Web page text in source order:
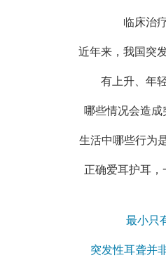
临床治
近年来，我国突
有上升、年
哪些情况会造成
生活中哪些行为
正确爱耳护耳
最小只
突发性耳聋并